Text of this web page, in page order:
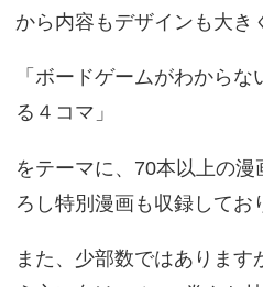
から内容もデザインも大き
「ボードゲームがわから
る４コマ」
をテーマに、70本以上の
ろし特別漫画も収録してお
また、少部数ではありま